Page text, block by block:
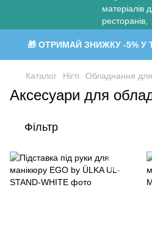
🎁 ОТРИМАЙ ЗНИЖКУ -5% У
Каталог Нігті Обладнання
Аксесуари для
Фільтр